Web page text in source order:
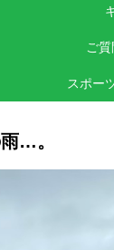
ご
スポー
…。